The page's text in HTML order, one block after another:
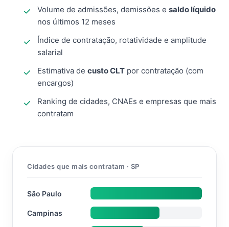
Volume de admissões, demissões e saldo líquido
nos últimos 12 meses
Índice de contratação, rotatividade e amplitude
salarial
Estimativa de custo CLT por contratação (com
encargos)
Ranking de cidades, CNAEs e empresas que mais
contratam
Cidades que mais contratam · SP
São Paulo
Campinas